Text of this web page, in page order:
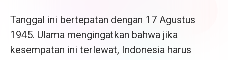
Tanggal ini bertepatan dengan 17 Agustus
1945. Ulama mengingatkan bahwa jika
kesempatan ini terlewat, Indonesia harus